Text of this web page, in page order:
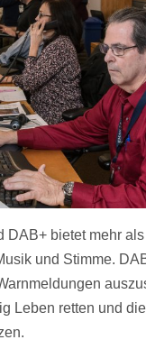
DAB+ bietet mehr
und Stimme.
Leben retten und